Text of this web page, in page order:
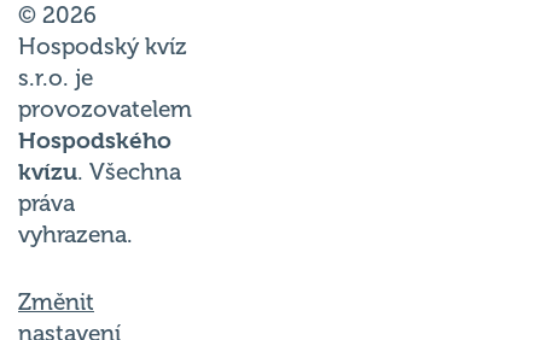
© 2026
Hospodský kvíz
s.r.o. je
provozovatelem
Hospodského
kvízu. Všechna
práva
vyhrazena.
Změnit
nastavení